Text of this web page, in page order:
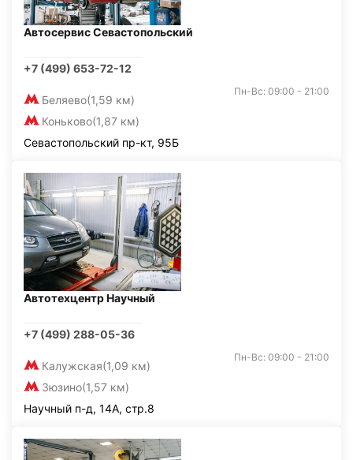
Автосервис Севастопольский
+7 (499) 653-72-12
Беляево(1,59 км)
Коньково(1,87 км)
Пн-Вс: 09:00 - 21:00
Севастопольский пр-кт, 95Б
Автотехцентр Научный
+7 (499) 288-05-36
Калужская(1,09 км)
Зюзино(1,57 км)
Пн-Вс: 09:00 - 21:00
Научный п-д, 14А, стр.8